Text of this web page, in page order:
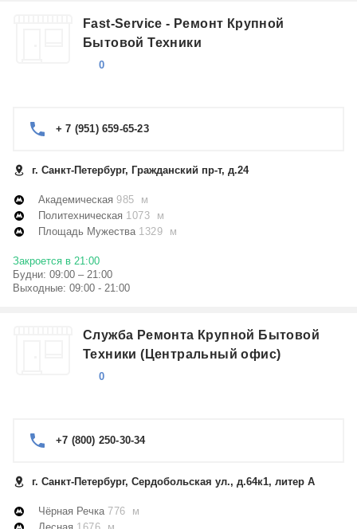
Fast-Service - Ремонт Крупной
Бытовой Техники
0
+ 7 (951) 659-65-23
г. Санкт-Петербург, Гражданский пр-т, д.24
Академическая 985 м
Политехническая 1073 м
Площадь Мужества 1329 м
Закроется в 21:00
Будни: 09:00 – 21:00
Выходные: 09:00 - 21:00
Служба Ремонта Крупной Бытовой
Техники (Центральный офис)
0
+7 (800) 250-30-34
г. Санкт-Петербург, Сердобольская ул., д.64к1, литер А
Чёрная Речка 776 м